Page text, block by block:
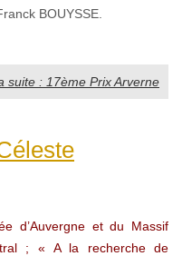
BOUYSSE.
suite : 17ème Prix Arverne
d’Auvergne et du Massif
; « A la recherche de